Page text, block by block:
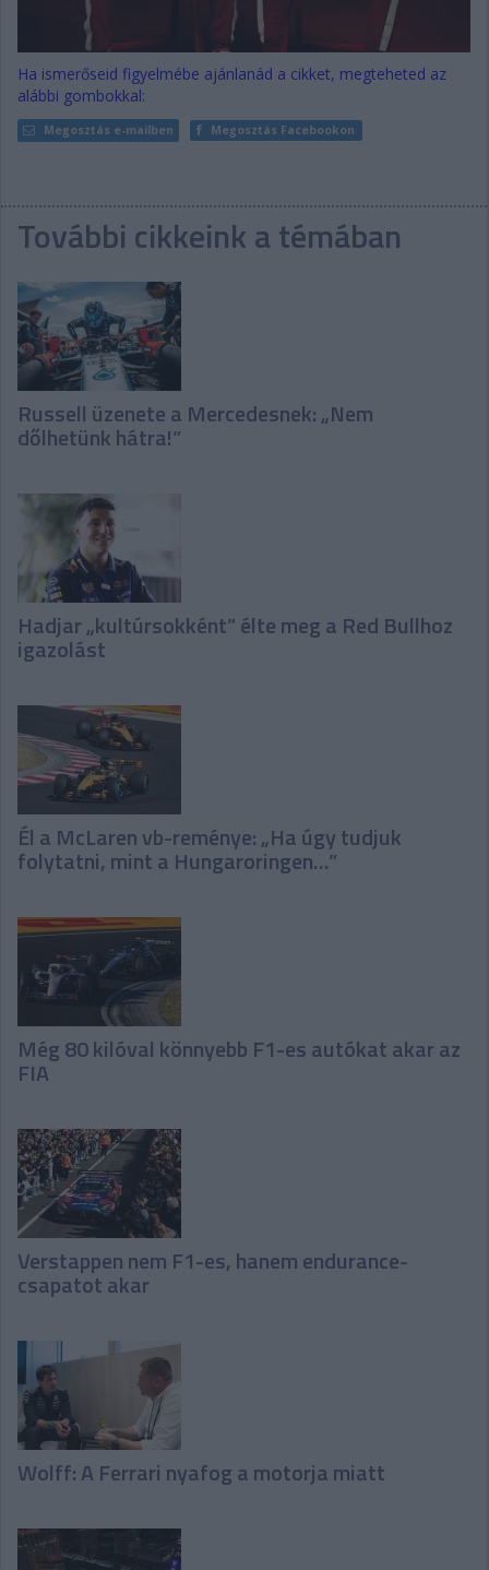
Ha ismerőseid figyelmébe ajánlanád a cikket, megteheted az
alábbi gombokkal:
Megosztás e-mailben Megosztás Facebookon
További cikkeink a témában
Russell üzenete a Mercedesnek: „Nem
dőlhetünk hátra!”
Hadjar „kultúrsokként” élte meg a Red Bullhoz
igazolást
Él a McLaren vb-reménye: „Ha úgy tudjuk
folytatni, mint a Hungaroringen…”
Még 80 kilóval könnyebb F1-es autókat akar az
FIA
Verstappen nem F1-es, hanem endurance-
csapatot akar
Wolff: A Ferrari nyafog a motorja miatt